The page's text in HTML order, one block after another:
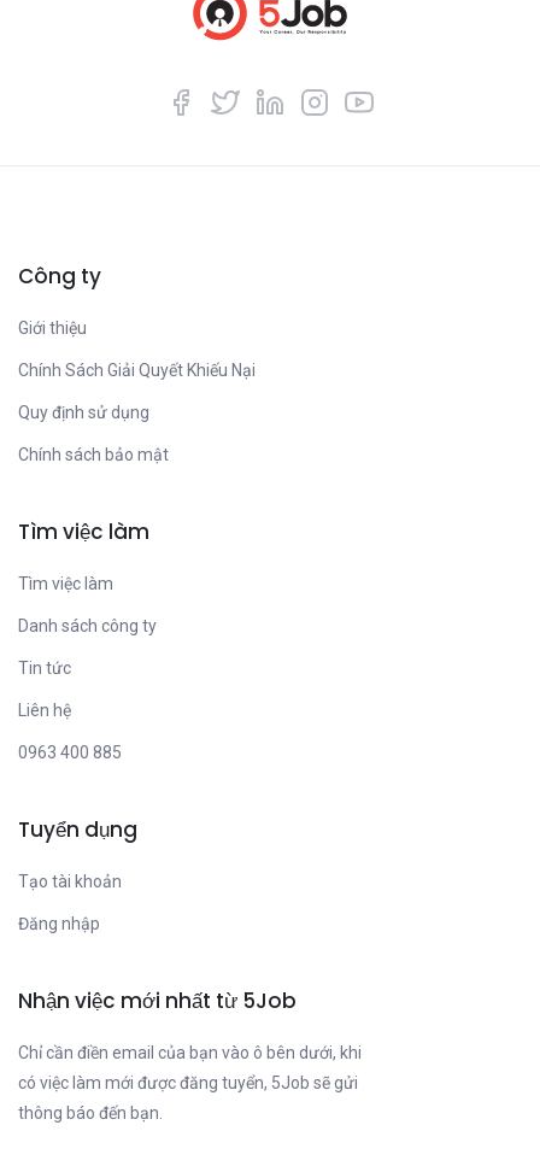
Công ty
Giới thiệu
Chính Sách Giải Quyết Khiếu Nại
Quy định sử dụng
Chính sách bảo mật
Tìm việc làm
Tìm việc làm
Danh sách công ty
Tin tức
Liên hệ
0963 400 885
Tuyển dụng
Tạo tài khoản
Đăng nhập
Nhận việc mới nhất từ 5Job
Chỉ cần điền email của bạn vào ô bên dưới, khi
có việc làm mới được đăng tuyển, 5Job sẽ gửi
thông báo đến bạn.